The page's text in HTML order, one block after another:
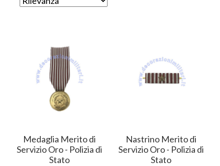
Medaglia Merito di
Servizio Oro - Polizia di
Stato
Nastrino Merito di
Servizio Oro - Polizia di
Stato